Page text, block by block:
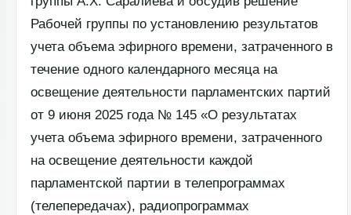
Рабочей группы по установлению результатов
учета объема эфирного времени, затраченного в
течение одного календарного месяца на
освещение деятельности парламентских партий
от 9 июня 2025 года № 145 «О результатах
учета объема эфирного времени, затраченного
на освещение деятельности каждой
парламентской партии в телепрограммах
(телепередачах), радиопрограммах